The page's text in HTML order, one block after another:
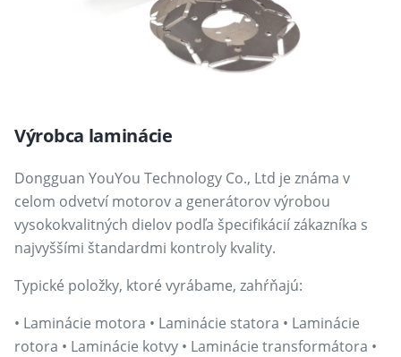
Výrobca laminácie
Dongguan YouYou Technology Co., Ltd je známa v
celom odvetví motorov a generátorov výrobou
vysokokvalitných dielov podľa špecifikácií zákazníka s
najvyššími štandardmi kontroly kvality.
Typické položky, ktoré vyrábame, zahŕňajú:
• Laminácie motora • Laminácie statora • Laminácie
rotora • Laminácie kotvy • Laminácie transformátora •